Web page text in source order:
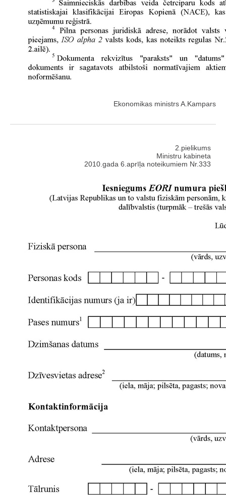
Ekonomikas ministrs A.Kampars
2.pielikums
Ministru kabineta
2010.gada 6.aprīļa noteikumiem Nr.333